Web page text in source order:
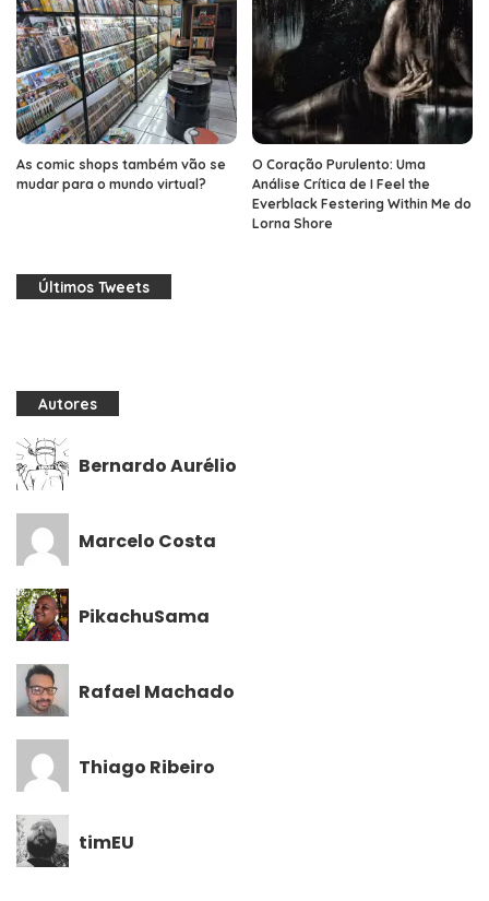
As comic shops também vão se
mudar para o mundo virtual?
O Coração Purulento: Uma
Análise Crítica de I Feel the
Everblack Festering Within Me do
Lorna Shore
Últimos Tweets
Autores
Bernardo Aurélio
Marcelo Costa
PikachuSama
Rafael Machado
Thiago Ribeiro
timEU